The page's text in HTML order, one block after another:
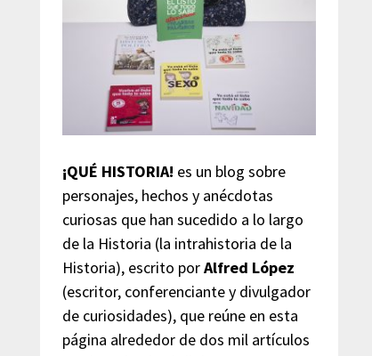
¡QUÉ HISTORIA! es un blog sobre
personajes, hechos y anécdotas
curiosas que han sucedido a lo largo
de la Historia (la intrahistoria de la
Historia), escrito porAlfred López
(escritor, conferenciante y divulgador
de curiosidades), que reúne en esta
página alrededor de dos mil artículos